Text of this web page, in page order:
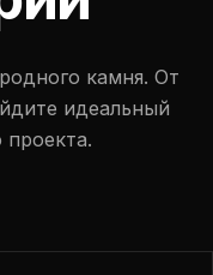
камня. От
идеальный
проекта.